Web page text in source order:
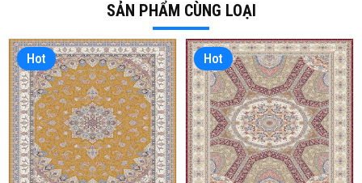
SẢN PHẨM CÙNG LOẠI
Hot Hot